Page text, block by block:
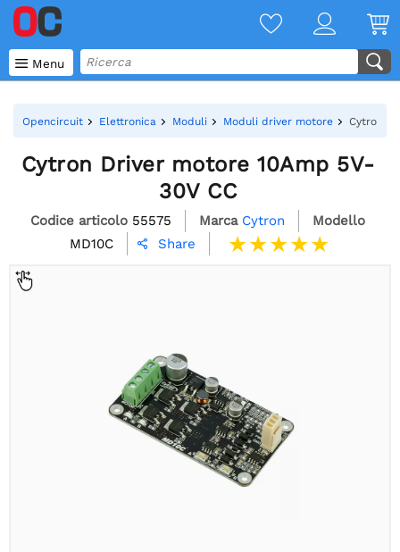
 Menu
Opencircuit Elettronica Moduli Moduli driver motore Cytron
Cytron Driver motore 10Amp 5V-
30V CC
Codice articolo 55575 Marca Cytron
Modello
MD10C
 Share